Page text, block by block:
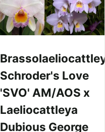
Schroder's Love
'SVO' AM/AOS x
Laeliocattleya
Dubious George